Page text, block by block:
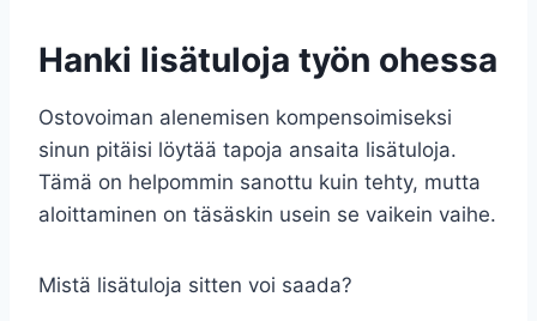
Hanki lisätuloja työn ohessa
Ostovoiman alenemisen kompensoimiseksi
sinun pitäisi löytää tapoja ansaita lisätuloja.
Tämä on helpommin sanottu kuin tehty, mutta
aloittaminen on täsäskin usein se vaikein vaihe.
Mistä lisätuloja sitten voi saada?